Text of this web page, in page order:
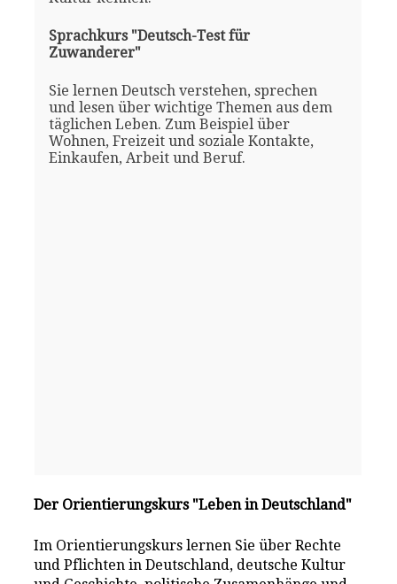
Sprachkurs "Deutsch-Test für
Zuwanderer"
Sie lernen Deutsch verstehen, sprechen
und lesen über wichtige Themen aus dem
täglichen Leben. Zum Beispiel über
Wohnen, Freizeit und soziale Kontakte,
Einkaufen, Arbeit und Beruf.
Der Orientierungskurs "Leben in Deutschland"
Im Orientierungskurs lernen Sie über Rechte
und Pflichten in Deutschland, deutsche Kultur